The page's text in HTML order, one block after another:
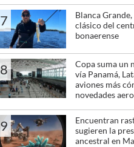
7
Blanca
clásico del
bonaerense
8
Copa suma un
vía Panamá,
aviones más
novedades
9
Encuentran
sugieren la
ancestral en